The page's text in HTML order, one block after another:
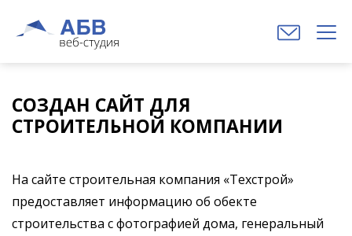
СОЗДАН САЙТ ДЛЯ
СТРОИТЕЛЬНОЙ КОМПАНИИ
На сайте строительная компания «Техстрой»
предоставляет информацию об обекте
строительства с фотографией дома, генеральный